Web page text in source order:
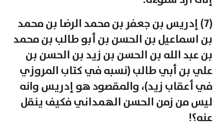
(7) إدريس بن جعفر بن محمد الرضا بن محمد
بن اسماعيل بن الحسن بن أبو طالب بن محمد
بن عبد الله بن الحسن بن زيد بن الحسن بن
علي بن أبي طالب (نسبه في كتاب المروزي
في أعقاب زيد)، والمقصود هو إدريس وانه
ليس من زمن الحسن الهمداني فكيف ينقل
عنه؟!